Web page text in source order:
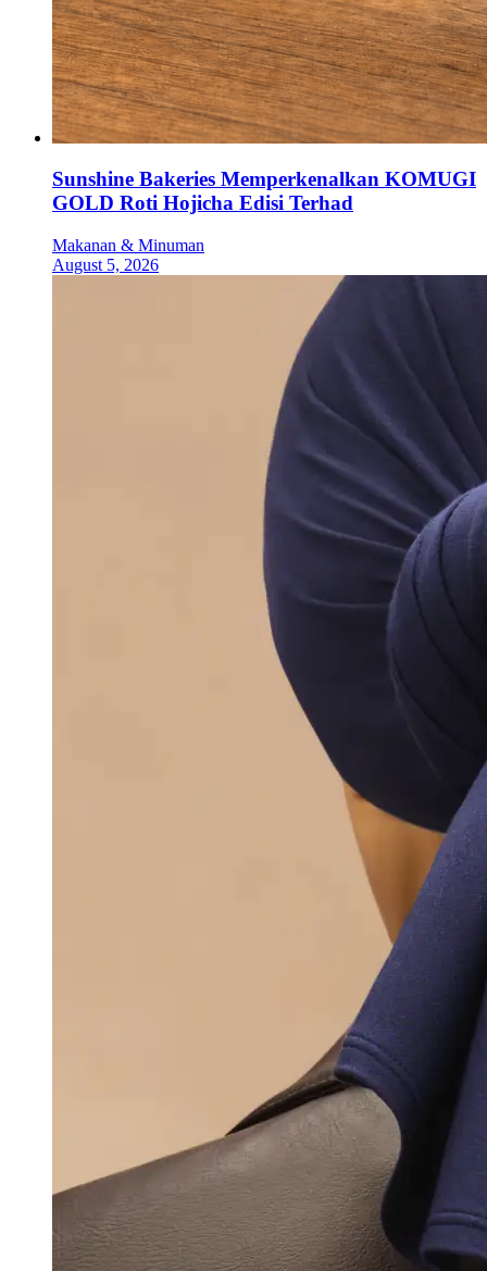
Sunshine Bakeries Memperkenalkan KOMUGI
GOLD Roti Hojicha Edisi Terhad
Makanan & Minuman
August 5, 2026